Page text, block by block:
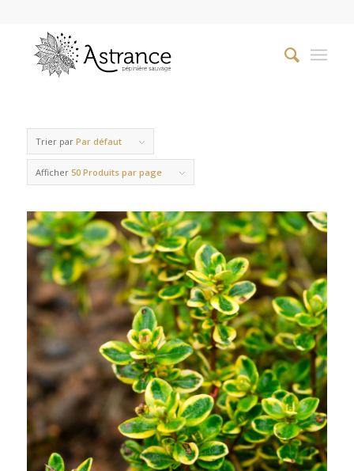
Trier par Par défaut
Afficher 50 Produits par page